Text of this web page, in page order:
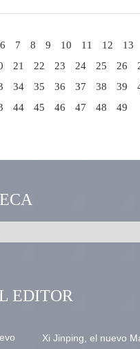
6 7 8 9 10 11 12 13
21 22 23 24 25 26
34 35 36 37 38 39
44 45 46 47 48 49
EDITOR
Xi Jinping, el nuevo